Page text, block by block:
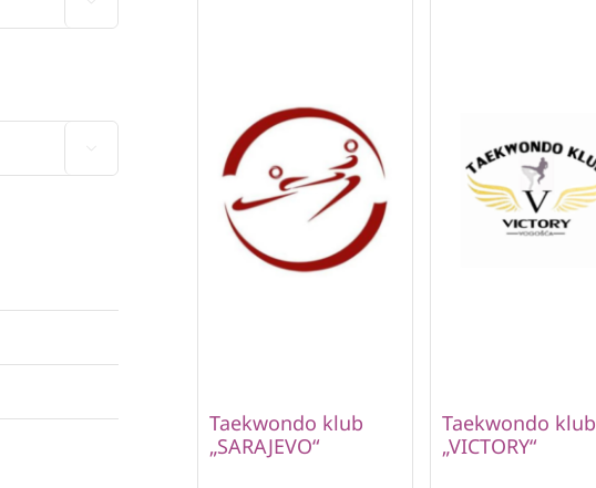
Taekwondo klub
„SARAJEVO“
Taekwondo klub
„VICTORY“